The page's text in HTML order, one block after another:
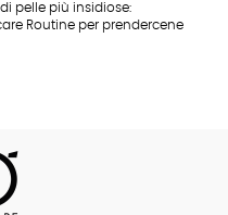
pelle più insidiose:
Routine per prendercene